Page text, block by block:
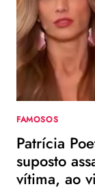
PÉ
APÓS
PIADA
NA
FAMOSOS
Patrícia
suposto
vítima, ao